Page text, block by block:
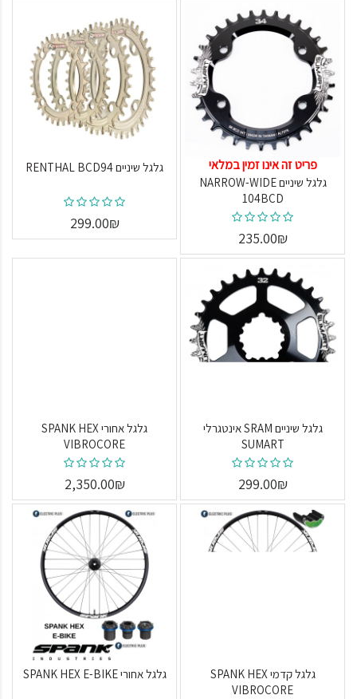
פריט זה אינו זמין במלאי
גלגל שיניים NARROW-WIDE
104BCD
235.00₪
גלגל שיניים RENTHAL BCD94
299.00₪
גלגל שיניים SRAM אינטגרלי
SUMART
299.00₪
גלגל אחורי SPANK HEX
VIBROCORE
2,350.00₪
גלגל קדמי SPANK HEX
VIBROCORE
גלגל אחורי SPANK HEX E-BIKE